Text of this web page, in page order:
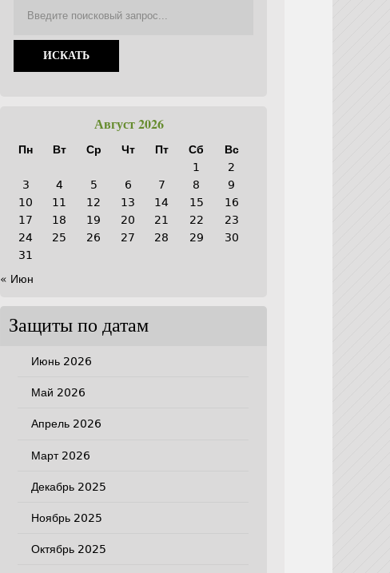
Август 2026
Пн Вт Ср Чт Пт Сб
Вс
1
2
3
4 5 6 7 8
9
10
11 12 13 14 15
16
17
18 19 20 21 22
23
24
25 26 27 28 29
30
31
« Июн
Защиты по датам
Июнь 2026
Май 2026
Апрель 2026
Март 2026
Декабрь 2025
Ноябрь 2025
Октябрь 2025